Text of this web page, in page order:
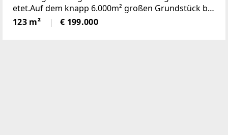
etet.Auf dem knapp 6.000m² großen Grundstück be
findet sich ein Wohngebäude bestehend aus derzeit
zwei getrennten Wohnungen, einem großen zweist
123 m² € 199.000